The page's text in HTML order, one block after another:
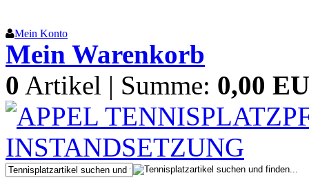
Mein Konto
Mein Warenkorb
0 Artikel | Summe: 0,00